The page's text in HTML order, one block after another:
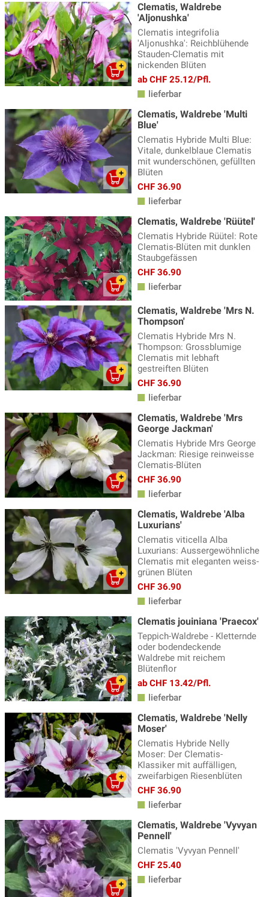
Clematis, Waldrebe
'Aljonushka'
Clematis integrifolia
'Aljonushka': Reichblühende
Stauden-Clematis mit
nickenden Blüten
ab CHF 25.12/Pfl.
lieferbar
Clematis, Waldrebe 'Multi
Blue'
Clematis Hybride Multi Blue:
Vitale, dunkelblaue Clematis
mit wunderschönen, gefüllten
Blüten
CHF 36.90
lieferbar
Clematis, Waldrebe 'Rüütel'
Clematis Hybride Rüütel: Rote
Clematis-Blüten mit dunklen
Staubgefässen
CHF 36.90
lieferbar
Clematis, Waldrebe 'Mrs N.
Thompson'
Clematis Hybride Mrs N.
Thompson: Grossblumige
Clematis mit lebhaft
gestreiften Blüten
CHF 36.90
lieferbar
Clematis, Waldrebe 'Mrs
George Jackman'
Clematis Hybride Mrs George
Jackman: Riesige reinweisse
Clematis-Blüten
CHF 36.90
lieferbar
Clematis, Waldrebe 'Alba
Luxurians'
Clematis viticella Alba
Luxurians: Aussergewöhnliche
Clematis mit eleganten weiss-
grünen Blüten
CHF 36.90
lieferbar
Clematis jouiniana 'Praecox'
Teppich-Waldrebe - Kletternde
oder bodendeckende
Waldrebe mit reichem
Blütenflor
ab CHF 13.42/Pfl.
lieferbar
Clematis, Waldrebe 'Nelly
Moser'
Clematis Hybride Nelly
Moser: Der Clematis-
Klassiker mit auffälligen,
zweifarbigen Riesenblüten
CHF 36.90
lieferbar
Clematis, Waldrebe 'Vyvyan
Pennell'
Clematis 'Vyvyan Pennell'
CHF 25.40
lieferbar